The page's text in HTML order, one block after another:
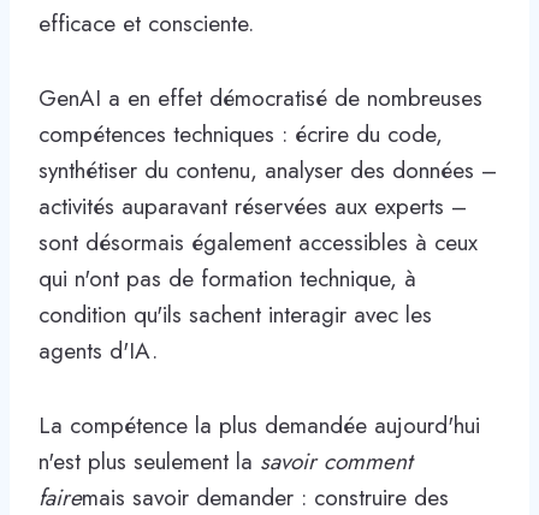
efficace et consciente.
GenAI a en effet démocratisé de nombreuses
compétences techniques : écrire du code,
synthétiser du contenu, analyser des données –
activités auparavant réservées aux experts –
sont désormais également accessibles à ceux
qui n'ont pas de formation technique, à
condition qu'ils sachent interagir avec les
agents d'IA.
La compétence la plus demandée aujourd'hui
n'est plus seulement la savoir comment
fairemais savoir demander : construire des